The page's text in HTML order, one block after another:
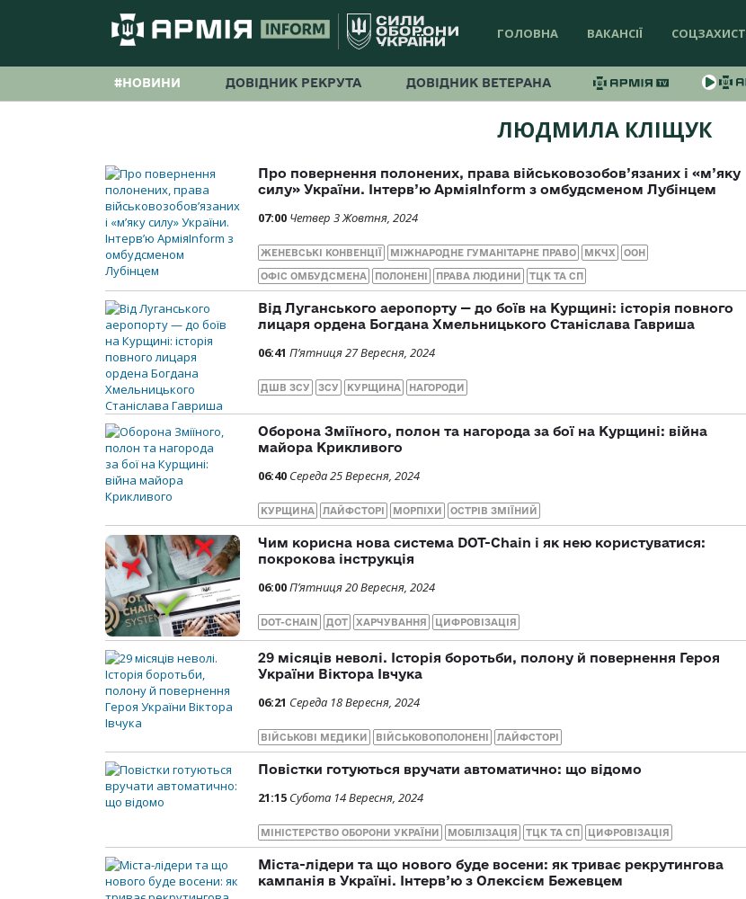
ГОЛОВНА ВАКАНСІЇ СОЦЗАХИСТ
#НОВИНИ ДОВІДНИК РЕКРУТА ДОВІДНИК ВЕТЕРАНА
ЛЮДМИЛА КЛІЩУК
Про повернення полонених, права військовозобов’язаних і «м’яку
силу» України. Інтерв’ю АрміяInform з омбудсменом Лубінцем
07:00 Четвер 3 Жовтня, 2024
ЖЕНЕВСЬКІ КОНВЕНЦІЇ МІЖНАРОДНЕ ГУМАНІТАРНЕ ПРАВО МКЧХ ООН
ОФІС ОМБУДСМЕНА ПОЛОНЕНІ ПРАВА ЛЮДИНИ ТЦК ТА СП
Від Луганського аеропорту — до боїв на Курщині: історія повного
лицаря ордена Богдана Хмельницького Станіслава Гавриша
06:41 П’ятниця 27 Вересня, 2024
ДШВ ЗСУ ЗСУ КУРЩИНА НАГОРОДИ
Оборона Зміїного, полон та нагорода за бої на Курщині: війна
майора Крикливого
06:40 Середа 25 Вересня, 2024
КУРЩИНА ЛАЙФСТОРІ МОРПІХИ ОСТРІВ ЗМІЇНИЙ
Чим корисна нова система DOT-Chain і як нею користуватися:
покрокова інструкція
06:00П’ятниця 20 Вересня, 2024
DOT-CHAIN ДОТ ХАРЧУВАННЯ ЦИФРОВІЗАЦІЯ
29 місяців неволі. Історія боротьби, полону й повернення Героя
України Віктора Івчука
06:21 Середа 18 Вересня, 2024
ВІЙСЬКОВІ МЕДИКИ ВІЙСЬКОВОПОЛОНЕНІ ЛАЙФСТОРІ
Повістки готуються вручати автоматично: що відомо
21:15 Субота 14 Вересня, 2024
МІНІСТЕРСТВО ОБОРОНИ УКРАЇНИ МОБІЛІЗАЦІЯ ТЦК ТА СП ЦИФРОВІЗАЦІЯ
Міста-лідери та що нового буде восени: як триває рекрутингова
кампанія в Україні. Інтерв’ю з Олексієм Бежевцем